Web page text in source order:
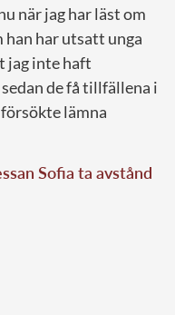
när jag har läst om
har utsatt unga
jag inte haft
de få tillfällena i
lämna
Sofia ta avstånd